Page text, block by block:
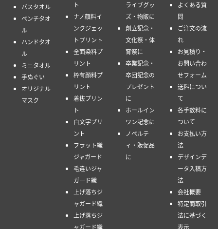
バスタオル
ベンチタオ
ル
ハンドタオ
ル
ミニタオル
手ぬぐい
オリジナル
マスク
ト
ナノ顔料イ
ンクジェッ
トプリント
全面染料プ
リント
枠有顔料プ
リント
着抜プリン
ト
白文字プリ
ント
フラット織
ジャガード
毛違いジャ
ガード織
上げ落ちジ
ャガード織
上げ落ちジ
ャガード織
ライブグッ
ズ・物販に
創立記念・
文化祭・体
育祭に
卒業記念・
卒団記念の
プレゼント
に
ホールイン
ワン記念に
ノベルテ
ィ・販促品
に
よくある質
問
ご注文の流
れ
お見積り・
お問い合わ
せフォーム
送料につい
て
各手数料に
ついて
お支払い方
法
デザインデ
ータ入稿方
法
会社概要
特定商取引
法に基づく
表示